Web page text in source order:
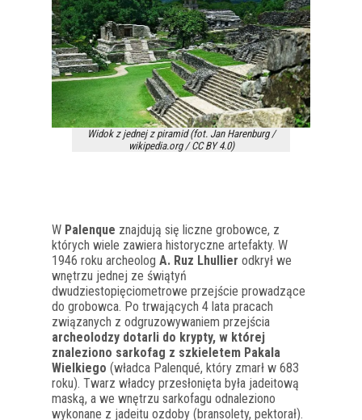
Widok z jednej z piramid (fot. Jan Harenburg /
wikipedia.org / CC BY 4.0)
W Palenque znajdują się liczne grobowce, z
których wiele zawiera historyczne artefakty. W
1946 roku archeolog A. Ruz Lhullier odkrył we
wnętrzu jednej ze świątyń
dwudziestopięciometrowe przejście prowadzące
do grobowca. Po trwających 4 lata pracach
związanych z odgruzowywaniem przejścia
archeolodzy dotarli do krypty, w której
znaleziono sarkofag z szkieletem Pakala
Wielkiego (władca Palenqué, który zmarł w 683
roku). Twarz władcy przesłonięta była jadeitową
maską, a we wnętrzu sarkofagu odnaleziono
wykonane z jadeitu ozdoby (bransolety, pektorał).